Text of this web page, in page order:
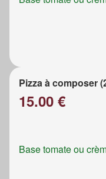
Pizza à composer
15.00 €
Base tomate ou